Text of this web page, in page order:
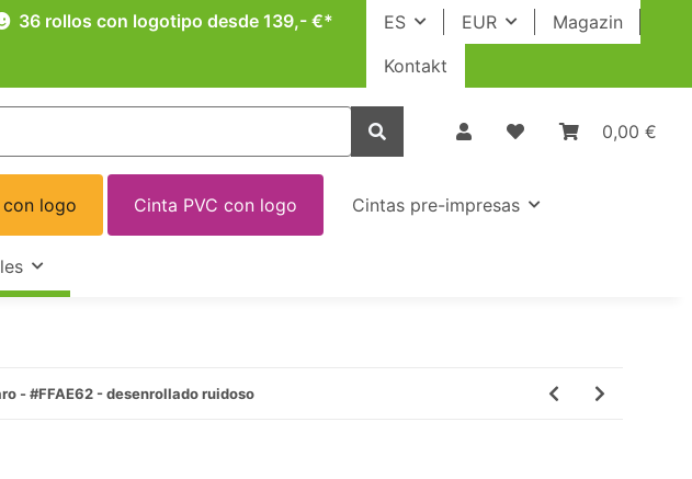
ES EUR
Magazin
Kontakt
36 rollos con logotipo desde 139,- €*
0,00 €
con logo Cinta PVC con logo Cintas pre-impresas
- #FFAE62 - desenrollado ruidoso